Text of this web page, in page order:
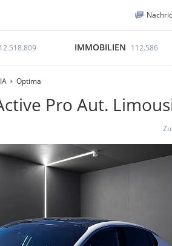
12.518.809 IMMOBILIEN 112.586
Optima
Pro Aut.